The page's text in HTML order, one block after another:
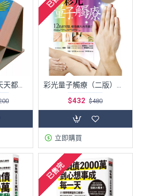
幾米年曆2026：天天都是燦爛的祝福/最適合拿來當禮物，交換禮物，聖誕禮物的年曆
彩光量子觸療（二版）：12色彩冥想，療效擴大再升級！
$432 $480
立即購買
已售完